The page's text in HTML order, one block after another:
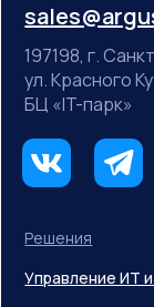
Решения
Управление ИТ
197198, г.
ул. Красного
БЦ «IT-парк»